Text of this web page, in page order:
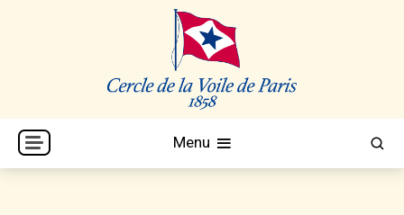
CVP
Cercle de la Voile de Paris
Menu